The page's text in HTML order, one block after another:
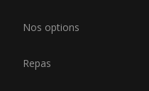
Nos options
Repas